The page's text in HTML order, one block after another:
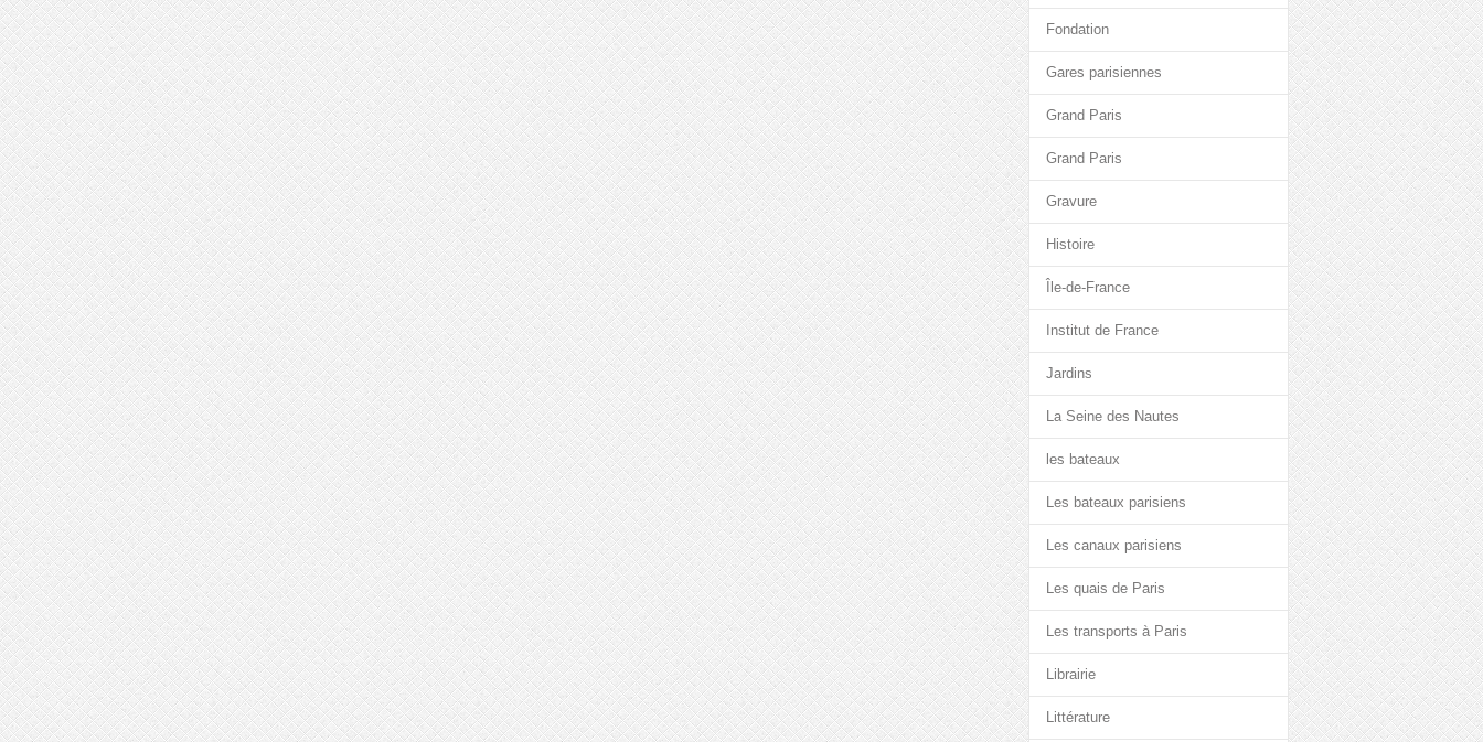
Fondation
Gares parisiennes
Grand Paris
Grand Paris
Gravure
Histoire
Île-de-France
Institut de France
Jardins
La Seine des Nautes
les bateaux
Les bateaux parisiens
Les canaux parisiens
Les quais de Paris
Les transports à Paris
Librairie
Littérature